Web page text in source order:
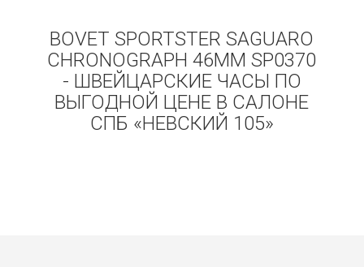
BOVET SPORTSTER SAGUARO
CHRONOGRAPH 46MM SP0370
- ШВЕЙЦАРСКИЕ ЧАСЫ ПО
ВЫГОДНОЙ ЦЕНЕ В САЛОНЕ
СПБ «НЕВСКИЙ 105»